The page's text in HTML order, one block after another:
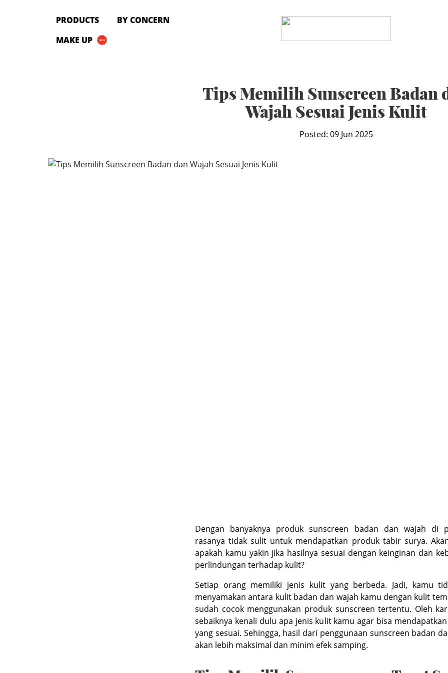
PRODUCTS
BY CONCERN
MAKE UP
Bundle Package
Body Sunscreen
Tips Memilih Sunscreen Badan
Wajah Sesuai Jenis Kulit
Posted: 09 Jun 2025
Dengan banyaknya produk sunscreen badan dan wajah di
rasanya tidak sulit untuk mendapatkan produk tabir surya.
apakah kamu yakin jika hasilnya sesuai dengan keinginan dan
perlindungan terhadap kulit?
Setiap orang memiliki jenis kulit yang berbeda. Jadi, kamu
menyamakan antara kulit badan dan wajah kamu dengan kulit
sudah cocok menggunakan produk sunscreen tertentu. Oleh
sebaiknya kenali dulu apa jenis kulit kamu agar bisa
yang sesuai. Sehingga, hasil dari penggunaan sunscreen badan
akan lebih maksimal dan minim efek samping.